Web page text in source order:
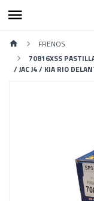
FRENOS
70816XSS
/ JAC J4 / KIA RIO